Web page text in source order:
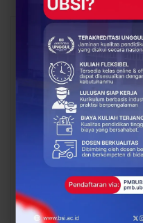
You Might Also Like
BERITA
Ikuti Pelatihan Nasional
Persiapan Studi Lanjut
ke Luar Negeri